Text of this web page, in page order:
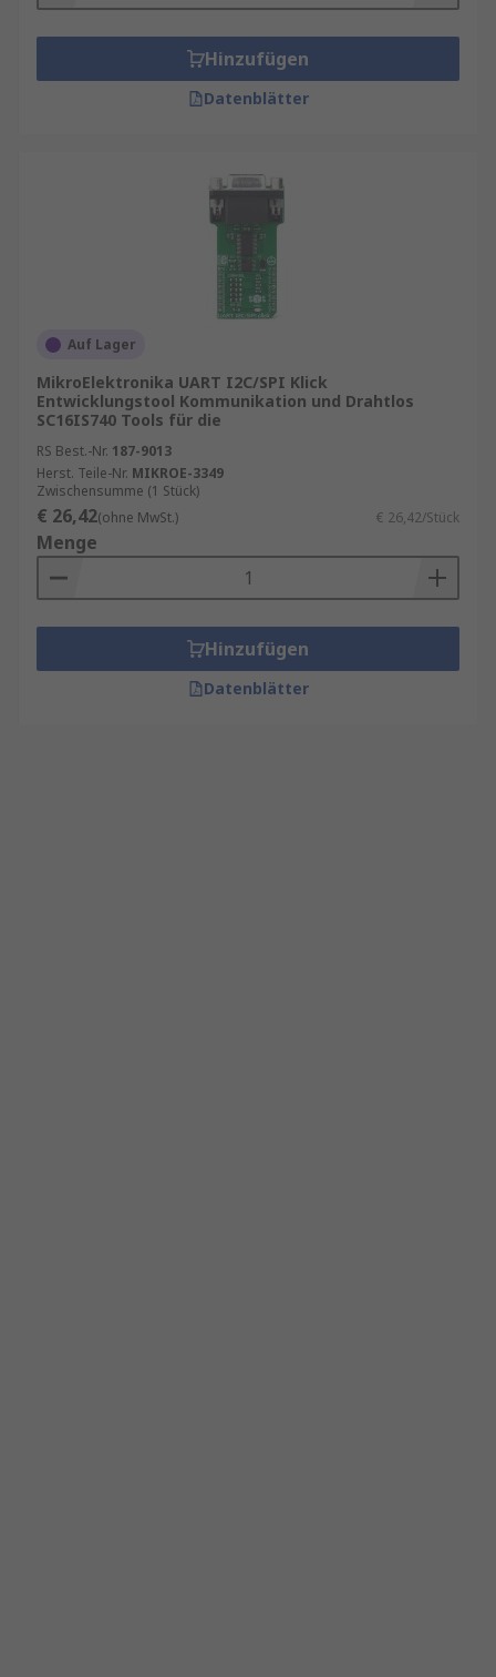
Hinzufügen
Datenblätter
Auf Lager
MikroElektronika UART I2C/SPI Klick
Entwicklungstool Kommunikation und Drahtlos
SC16IS740 Tools für die
RS Best.-Nr. 187-9013
Herst. Teile-Nr. MIKROE-3349
Zwischensumme (1 Stück)
€ 26,42(ohne MwSt.) € 26,42/Stück
Menge
Hinzufügen
Datenblätter